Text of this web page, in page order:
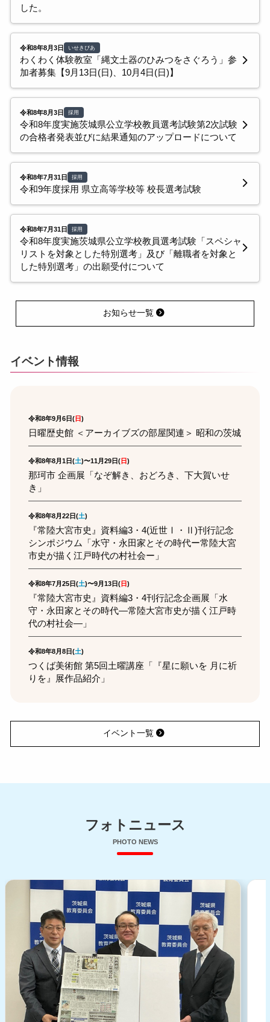
した。
令和8年8月3日 いせきぴあ
わくわく体験教室「縄文土器のひみつをさぐろう」参
加者募集【9月13日(日)、10月4日(日)】
令和8年8月3日 採用
令和8年度実施茨城県公立学校教員選考試験第2次試験
の合格者発表並びに結果通知のアップロードについて
令和8年7月31日 採用
令和9年度採用 県立高等学校等 校長選考試験
令和8年7月31日 採用
令和8年度実施茨城県公立学校教員選考試験「スペシャ
リストを対象とした特別選考」及び「離職者を対象と
した特別選考」の出願受付について
お知らせ一覧
イベント情報
令和8年9月6日(日)
日曜歴史館 ＜アーカイブズの部屋関連＞ 昭和の茨城
令和8年8月1日(土)〜11月29日(日)
那珂市 企画展「なぞ解き、おどろき、下大賀いせ
き」
令和8年8月22日(土)
『常陸大宮市史』資料編3・4(近世Ⅰ・Ⅱ)刊行記念
シンポジウム「水守・永田家とその時代ー常陸大宮
市史が描く江戸時代の村社会ー」
令和8年7月25日(土)〜9月13日(日)
『常陸大宮市史』資料編3・4刊行記念企画展「水
守・永田家とその時代―常陸大宮市史が描く江戸時
代の村社会―」
令和8年8月8日(土)
つくば美術館 第5回土曜講座「『星に願いを 月に祈
りを』展作品紹介」
イベント一覧
フォトニュース
PHOTO NEWS